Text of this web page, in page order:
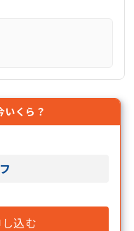
いくら？
込む